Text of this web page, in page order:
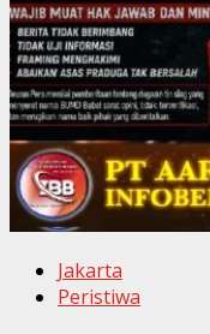
Jakarta
Peristiwa